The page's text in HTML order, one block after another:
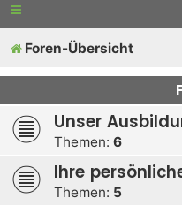
Foren-Übersicht
Unser
Themen: 6
Ihre
Themen: 5